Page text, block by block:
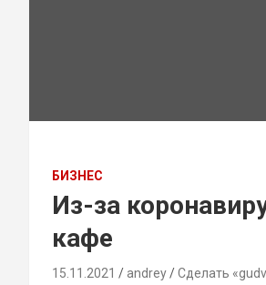
БИЗНЕС
Из-за
кафе
15.11.2021 andrey Сделать